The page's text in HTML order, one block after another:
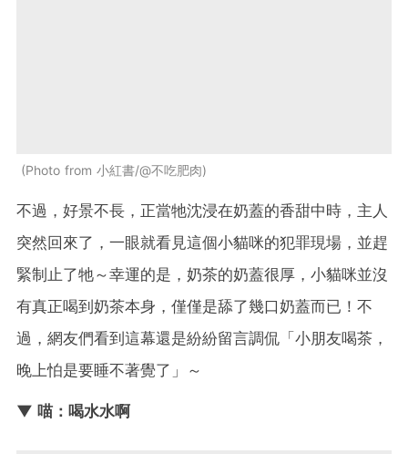
Photo from 小紅書/@不吃肥肉
不過，好景不長，正當牠沈浸在奶蓋的香甜中時，主人
突然回來了，一眼就看見這個小貓咪的犯罪現場，並趕
緊制止了牠～幸運的是，奶茶的奶蓋很厚，小貓咪並沒
有真正喝到奶茶本身，僅僅是舔了幾口奶蓋而已！不
過，網友們看到這幕還是紛紛留言調侃「小朋友喝茶，
晚上怕是要睡不著覺了」～
▼ 喵：喝水水啊